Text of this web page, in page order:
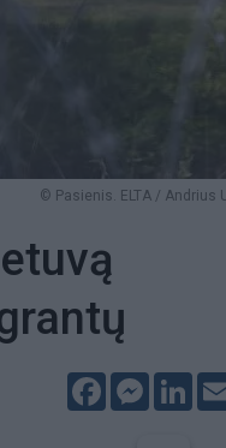
© Pasienis. ELTA / Andrius
Facebook